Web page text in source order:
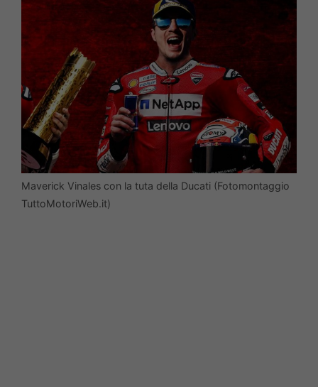
Maverick Vinales con la tuta della Ducati (Fotomontaggio
TuttoMotoriWeb.it)